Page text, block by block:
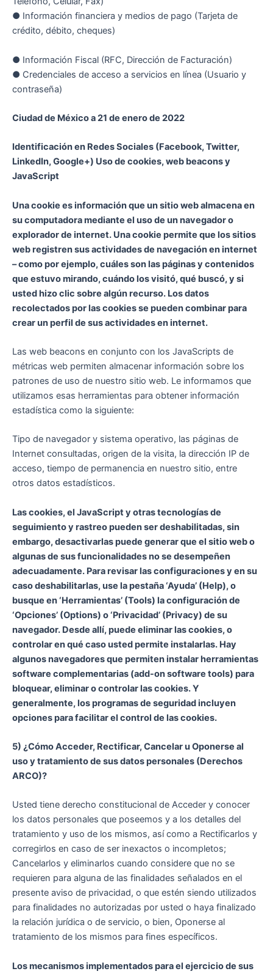
● Información financiera y medios de pago (Tarjeta de
crédito, débito, cheques)
● Información Fiscal (RFC, Dirección de Facturación)
● Credenciales de acceso a servicios en línea (Usuario y
contraseña)
Ciudad de México a 21 de enero de 2022
Identificación en Redes Sociales (Facebook, Twitter,
LinkedIn, Google+) Uso de cookies, web beacons y
JavaScript
Una cookie es información que un sitio web almacena en
su computadora mediante el uso de un navegador o
explorador de internet. Una cookie permite que los sitios
web registren sus actividades de navegación en internet
– como por ejemplo, cuáles son las páginas y contenidos
que estuvo mirando, cuándo los visitó, qué buscó, y si
usted hizo clic sobre algún recurso. Los datos
recolectados por las cookies se pueden combinar para
crear un perfil de sus actividades en internet.
Las web beacons en conjunto con los JavaScripts de
métricas web permiten almacenar información sobre los
patrones de uso de nuestro sitio web. Le informamos que
utilizamos esas herramientas para obtener información
estadística como la siguiente:
Tipo de navegador y sistema operativo, las páginas de
Internet consultadas, origen de la visita, la dirección IP de
acceso, tiempo de permanencia en nuestro sitio, entre
otros datos estadísticos.
Las cookies, el JavaScript y otras tecnologías de
seguimiento y rastreo pueden ser deshabilitadas, sin
embargo, desactivarlas puede generar que el sitio web o
algunas de sus funcionalidades no se desempeñen
adecuadamente. Para revisar las configuraciones y en su
caso deshabilitarlas, use la pestaña ‘Ayuda’ (Help), o
busque en ‘Herramientas’ (Tools) la configuración de
‘Opciones’ (Options) o ‘Privacidad’ (Privacy) de su
navegador. Desde allí, puede eliminar las cookies, o
controlar en qué caso usted permite instalarlas. Hay
algunos navegadores que permiten instalar herramientas
software complementarias (add-on software tools) para
bloquear, eliminar o controlar las cookies. Y
generalmente, los programas de seguridad incluyen
opciones para facilitar el control de las cookies.
5) ¿Cómo Acceder, Rectificar, Cancelar u Oponerse al
uso y tratamiento de sus datos personales (Derechos
ARCO)?
Usted tiene derecho constitucional de Acceder y conocer
los datos personales que poseemos y a los detalles del
tratamiento y uso de los mismos, así como a Rectificarlos y
corregirlos en caso de ser inexactos o incompletos;
Cancelarlos y eliminarlos cuando considere que no se
requieren para alguna de las finalidades señalados en el
presente aviso de privacidad, o que estén siendo utilizados
para finalidades no autorizadas por usted o haya finalizado
la relación jurídica o de servicio, o bien, Oponerse al
tratamiento de los mismos para fines específicos.
Los mecanismos implementados para el ejercicio de sus